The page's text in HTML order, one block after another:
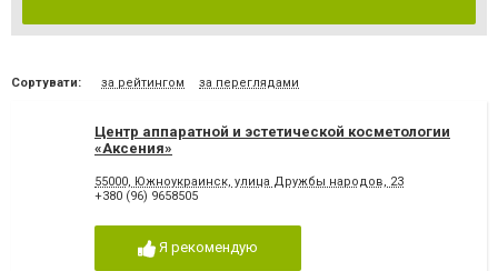
Сортувати: за рейтингом за переглядами
Центр аппаратной и эстетической косметологии
«Аксения»
55000, Южноукраинск, улица Дружбы народов, 23
+380 (96) 9658505
Я рекомендую